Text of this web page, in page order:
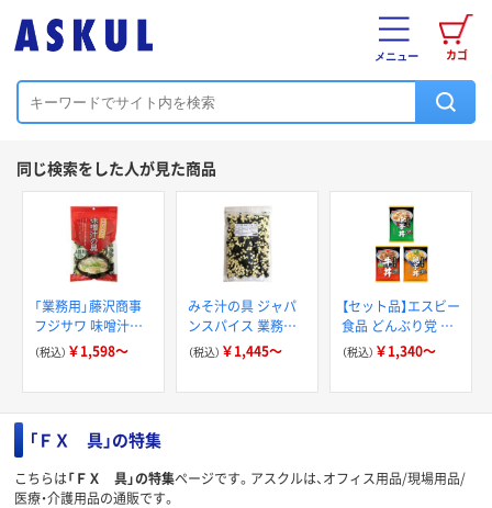
カゴ
メニュー
同じ検索をした人が見た商品
「業務用」藤沢商事
フジサワ 味噌汁の
具
（税込） ￥1,598～
みそ汁の具 ジャパ
ンスパイス 業務用
味噌汁 フリーズド
ライ 乾物
（税込） ￥1,445～
【セット品】エスビー
食品 どんぶり党 セ
ット
（税込） ￥1,340～
「ＦＸ 具」の特集
こちらは「ＦＸ 具」の特集ページです。アスクルは、オフィス用品/現場用品/
医療・介護用品の通販です。